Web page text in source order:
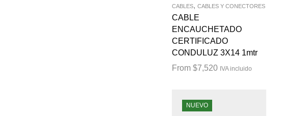
CABLES,CABLES Y CONECTORES
CABLE
ENCAUCHETADO
CERTIFICADO
CONDULUZ 3X14 1mtr
From$7,520 IVA incluido
NUEVO